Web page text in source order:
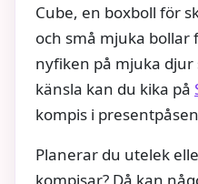
Cube, en boxboll för
och små mjuka bollar
nyfiken på mjuka
känsla kan du kika på
kompis i
Planerar du utelek
kompisar? Då kan